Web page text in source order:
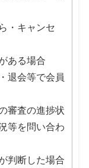
・キャンセ
ある場合
退会等で会員
審査の進捗状
等を問い合わ
判断した場合